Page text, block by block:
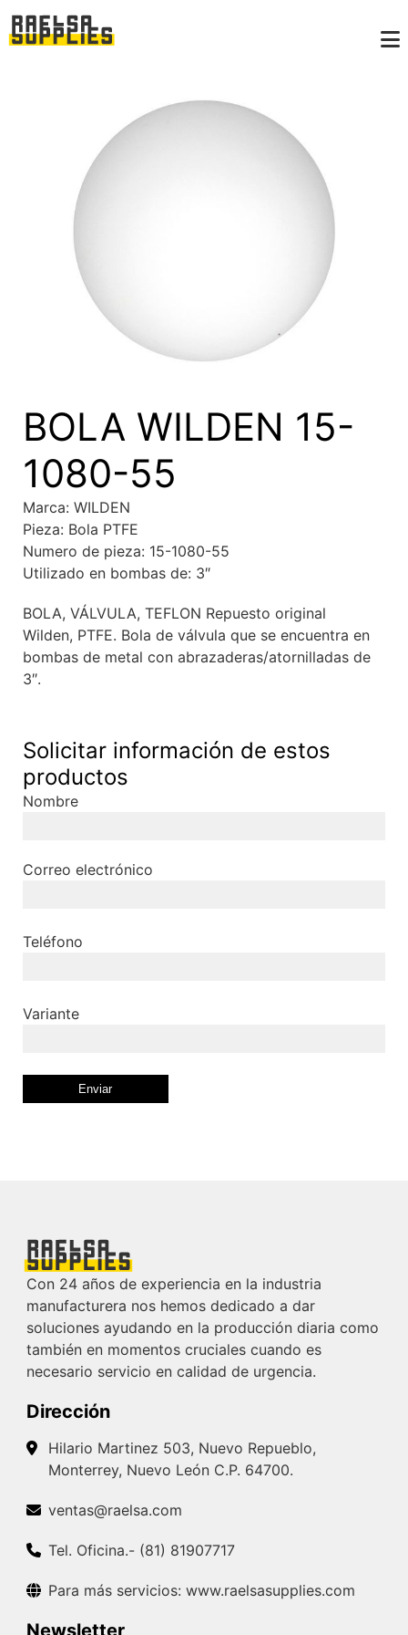
BOLA WILDEN 15-
1080-55
Marca: WILDEN
Pieza: Bola PTFE
Numero de pieza: 15-1080-55
Utilizado en bombas de: 3″
BOLA, VÁLVULA, TEFLON Repuesto original
Wilden, PTFE. Bola de válvula que se encuentra en
bombas de metal con abrazaderas/atornilladas de
3″.
Solicitar información de estos
productos
Nombre
Correo electrónico
Teléfono
Variante
Con 24 años de experiencia en la industria
manufacturera nos hemos dedicado a dar
soluciones ayudando en la producción diaria como
también en momentos cruciales cuando es
necesario servicio en calidad de urgencia.
Dirección
Hilario Martinez 503, Nuevo Repueblo,
Monterrey, Nuevo León C.P. 64700.
ventas@raelsa.com
Tel. Oficina.- (81) 81907717
Para más servicios: www.raelsasupplies.com